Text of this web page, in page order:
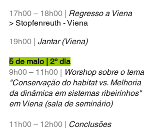
17h00 – 18h00 | Regresso a Viena
> Stopfenreuth - Viena
19h00 | Jantar (Viena)
5 de maio | 2º dia
9h00 – 11h00 | Worshop sobre o tema
"Conservação do habitat vs. Melhoria
da dinâmica em sistemas ribeirinhos"
em Viena (sala de seminário)
11h00 – 12h00 | Conclusões